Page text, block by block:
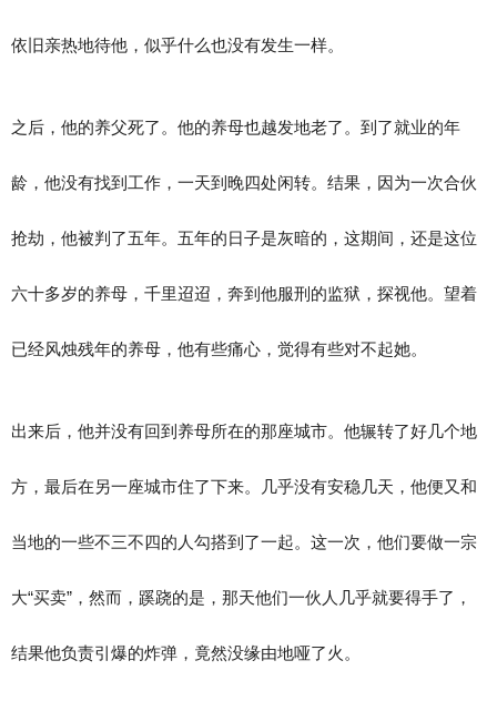
依旧亲热地待他，似乎什么也没有发生一样。
之后，他的养父死了。他的养母也越发地老了。到了就业的年
龄，他没有找到工作，一天到晚四处闲转。结果，因为一次合伙
抢劫，他被判了五年。五年的日子是灰暗的，这期间，还是这位
六十多岁的养母，千里迢迢，奔到他服刑的监狱，探视他。望着
已经风烛残年的养母，他有些痛心，觉得有些对不起她。
出来后，他并没有回到养母所在的那座城市。他辗转了好几个地
方，最后在另一座城市住了下来。几乎没有安稳几天，他便又和
当地的一些不三不四的人勾搭到了一起。这一次，他们要做一宗
大“买卖”，然而，蹊跷的是，那天他们一伙人几乎就要得手了，
结果他负责引爆的炸弹，竟然没缘由地哑了火。